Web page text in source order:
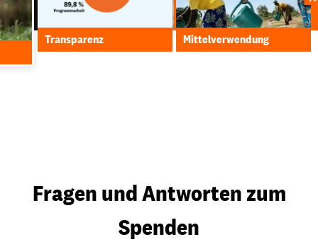
Transparenz Mittelverwendung
Fragen und Antworten zum
Spenden